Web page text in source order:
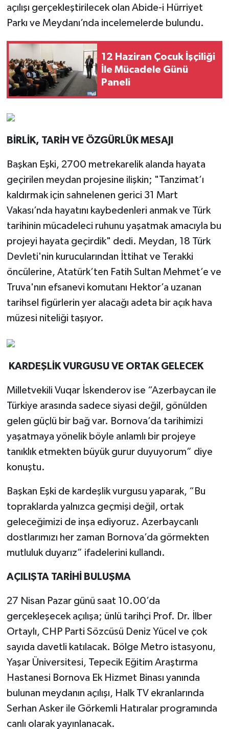
açılışı gerçekleştirilecek olan Abide-i Hürriyet
Parkı ve Meydanı’nda incelemelerde bulundu.
12 Haziran Çocuk İşçiliği
İle Mücadele Günü
Paneli
BİRLİK, TARİH VE ÖZGÜRLÜK MESAJI
Başkan Eşki, 2700 metrekarelik alanda hayata
geçirilen meydan projesine ilişkin; "Tanzimat’ı
kaldırmak için sahnelenen gerici 31 Mart
Vakası’nda hayatını kaybedenleri anmak ve Türk
tarihinin mücadeleci ruhunu yaşatmak amacıyla bu
projeyi hayata geçirdik" dedi. Meydan, 18 Türk
Devleti'nin kurucularından İttihat ve Terakki
öncülerine, Atatürk’ten Fatih Sultan Mehmet’e ve
Truva'nın efsanevi komutanı Hektor’a uzanan
tarihsel figürlerin yer alacağı adeta bir açık hava
müzesi niteliği taşıyor.
KARDEŞLİK VURGUSU VE ORTAK GELECEK
Milletvekili Vuqar İskenderov ise “Azerbaycan ile
Türkiye arasında sadece siyasi değil, gönülden
gelen güçlü bir bağ var. Bornova’da tarihimizi
yaşatmaya yönelik böyle anlamlı bir projeye
tanıklık etmekten büyük gurur duyuyorum” diye
konuştu.
Başkan Eşki de kardeşlik vurgusu yaparak, “Bu
topraklarda yalnızca geçmişi değil, ortak
geleceğimizi de inşa ediyoruz. Azerbaycanlı
dostlarımızı her zaman Bornova’da görmekten
mutluluk duyarız” ifadelerini kullandı.
AÇILIŞTA TARİHİ BULUŞMA
27 Nisan Pazar günü saat 10.00’da
gerçekleşecek açılışa; ünlü tarihçi Prof. Dr. İlber
Ortaylı, CHP Parti Sözcüsü Deniz Yücel ve çok
sayıda davetli katılacak. Bölge Metro istasyonu,
Yaşar Üniversitesi, Tepecik Eğitim Araştırma
Hastanesi Bornova Ek Hizmet Binası yanında
bulunan meydanın açılışı, Halk TV ekranlarında
Serhan Asker ile Görkemli Hatıralar programında
canlı olarak yayınlanacak.